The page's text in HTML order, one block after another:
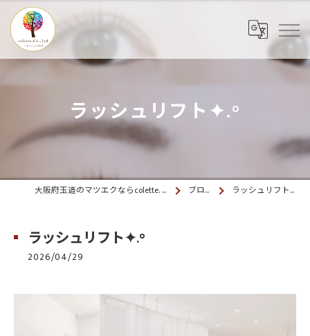
ラッシュリフト✦.°
大阪府玉造のマツエクならcolette. 玉造 ブログ ラッシュリフト✦.°
ラッシュリフト✦.°
2026/04/29